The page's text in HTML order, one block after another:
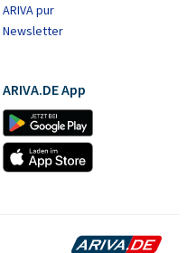
ARIVA pur
Newsletter
ARIVA.DE App